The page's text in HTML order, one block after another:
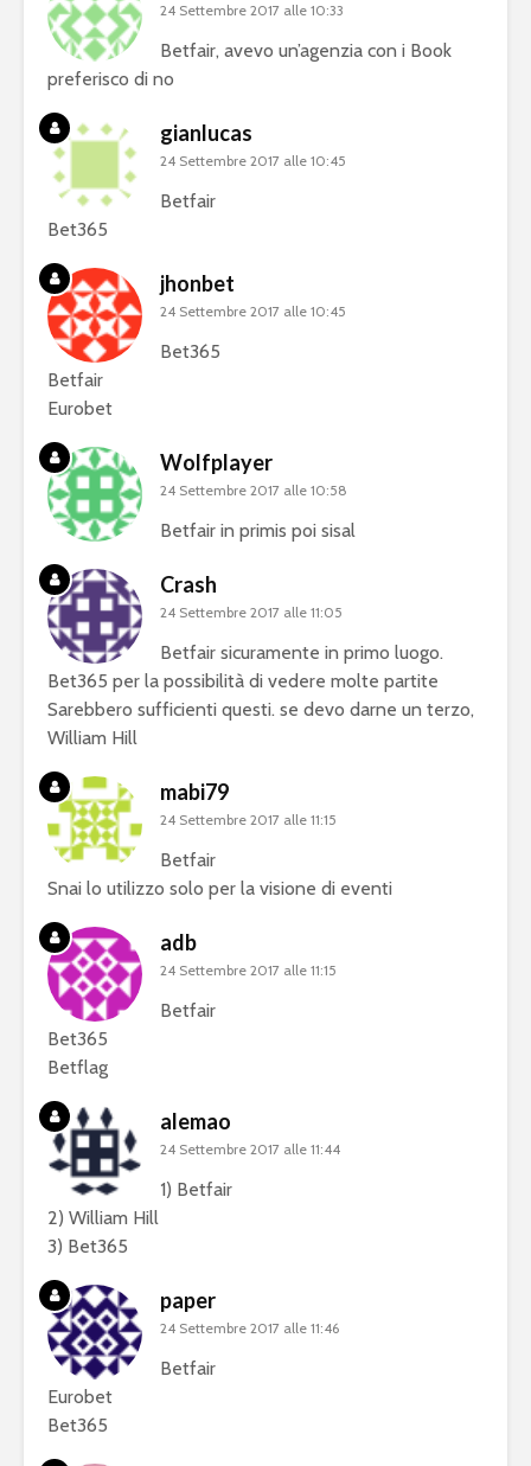
24 Settembre 2017 alle 10:33
Betfair, avevo un’agenzia con i Book
preferisco di no
gianlucas
24 Settembre 2017 alle 10:45
Betfair
Bet365
jhonbet
24 Settembre 2017 alle 10:45
Bet365
Betfair
Eurobet
Wolfplayer
24 Settembre 2017 alle 10:58
Betfair in primis poi sisal
Crash
24 Settembre 2017 alle 11:05
Betfair sicuramente in primo luogo.
Bet365 per la possibilità di vedere molte partite
Sarebbero sufficienti questi. se devo darne un terzo,
William Hill
mabi79
24 Settembre 2017 alle 11:15
Betfair
Snai lo utilizzo solo per la visione di eventi
adb
24 Settembre 2017 alle 11:15
Betfair
Bet365
Betflag
alemao
24 Settembre 2017 alle 11:44
1) Betfair
2) William Hill
3) Bet365
paper
24 Settembre 2017 alle 11:46
Betfair
Eurobet
Bet365